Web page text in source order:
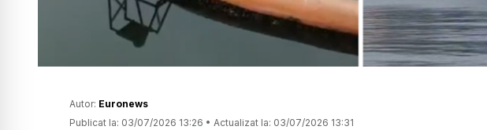
Autor: Euronews
Publicat la: 03/07/2026 13:26 • Actualizat la: 03/07/2026 13:31